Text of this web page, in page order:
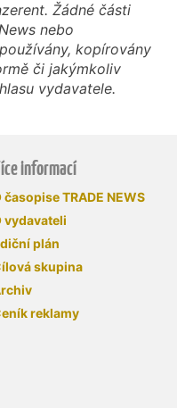
Žádné části
nebo
kopírovány
či jakýmkoliv
vydavatele.
informací
časopise TRADE NEWS
vydavateli
plán
skupina
reklamy